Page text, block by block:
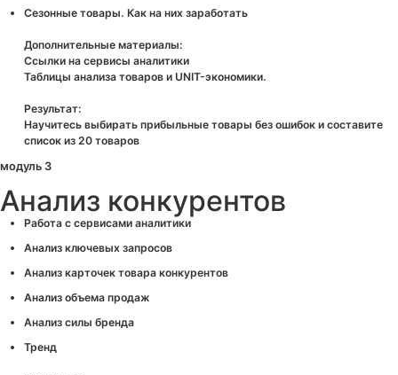
Сезонные товары. Как на них заработать
Дополнительные материалы:
Ссылки на сервисы аналитики
Таблицы анализа товаров и UNIT-экономики.
Результат:
Научитесь выбирать прибыльные товары без ошибок и составите
список из 20 товаров
модуль 3
Анализ конкурентов
Работа с сервисами аналитики
Анализ ключевых запросов
Анализ карточек товара конкурентов
Анализ объема продаж
Анализ силы бренда
Тренд